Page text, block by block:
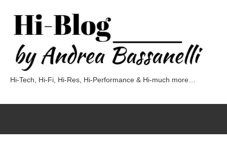
contenuto
Blog
Hi-Tech, Hi-Fi, Hi-Res, Hi-Performance & Hi-much more…